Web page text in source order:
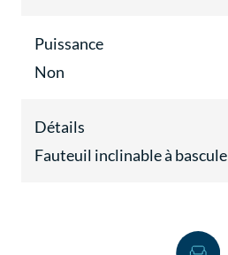
Puissance
Non
Détails
Fauteuil inclinable à bascule